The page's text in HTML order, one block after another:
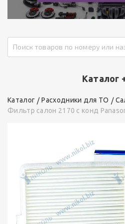
Каталог
Каталог Расходники для ТО
Фильтр салон 2170 с конд